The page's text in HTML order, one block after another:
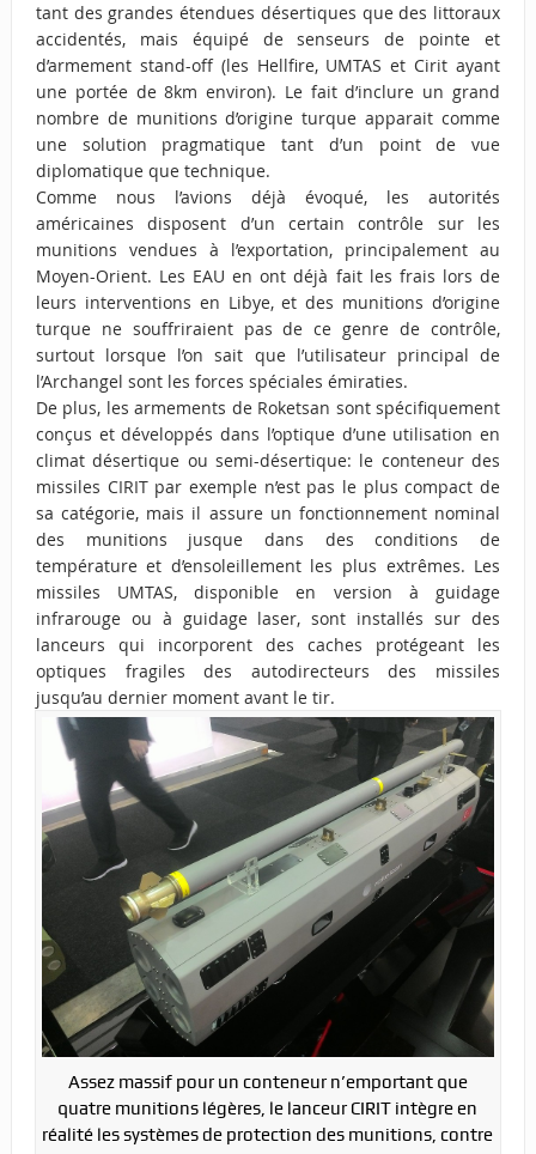
tant des grandes étendues désertiques que des littoraux
accidentés, mais équipé de senseurs de pointe et
d’armement stand-off (les Hellfire, UMTAS et Cirit ayant
une portée de 8km environ). Le fait d’inclure un grand
nombre de munitions d’origine turque apparait comme
une solution pragmatique tant d’un point de vue
diplomatique que technique.
Comme nous l’avions déjà évoqué, les autorités
américaines disposent d’un certain contrôle sur les
munitions vendues à l’exportation, principalement au
Moyen-Orient. Les EAU en ont déjà fait les frais lors de
leurs interventions en Libye, et des munitions d’origine
turque ne souffriraient pas de ce genre de contrôle,
surtout lorsque l’on sait que l’utilisateur principal de
l’Archangel sont les forces spéciales émiraties.
De plus, les armements de Roketsan sont spécifiquement
conçus et développés dans l’optique d’une utilisation en
climat désertique ou semi-désertique: le conteneur des
missiles CIRIT par exemple n’est pas le plus compact de
sa catégorie, mais il assure un fonctionnement nominal
des munitions jusque dans des conditions de
température et d’ensoleillement les plus extrêmes. Les
missiles UMTAS, disponible en version à guidage
infrarouge ou à guidage laser, sont installés sur des
lanceurs qui incorporent des caches protégeant les
optiques fragiles des autodirecteurs des missiles
jusqu’au dernier moment avant le tir.
Assez massif pour un conteneur n’emportant que
quatre munitions légères, le lanceur CIRIT intègre en
réalité les systèmes de protection des munitions, contre